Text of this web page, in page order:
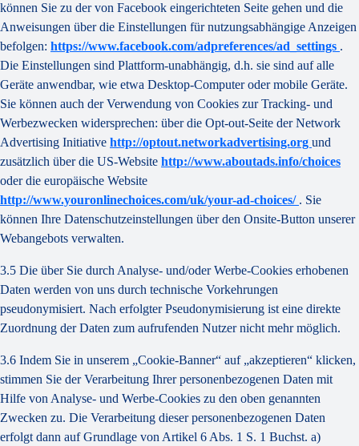
können Sie zu der von Facebook eingerichteten Seite gehen und die
Anweisungen über die Einstellungen für nutzungsabhängige Anzeigen
befolgen: https://www.facebook.com/adpreferences/ad_settings .
Die Einstellungen sind Plattform-unabhängig, d.h. sie sind auf alle
Geräte anwendbar, wie etwa Desktop-Computer oder mobile Geräte.
Sie können auch der Verwendung von Cookies zur Tracking- und
Werbezwecken widersprechen: über die Opt-out-Seite der Network
Advertising Initiative http://optout.networkadvertising.org und
zusätzlich über die US-Website http://www.aboutads.info/choices
oder die europäische Website
http://www.youronlinechoices.com/uk/your-ad-choices/ . Sie
können Ihre Datenschutzeinstellungen über den Onsite-Button unserer
Webangebots verwalten.
3.5 Die über Sie durch Analyse- und/oder Werbe-Cookies erhobenen
Daten werden von uns durch technische Vorkehrungen
pseudonymisiert. Nach erfolgter Pseudonymisierung ist eine direkte
Zuordnung der Daten zum aufrufenden Nutzer nicht mehr möglich.
3.6 Indem Sie in unserem „Cookie-Banner“ auf „akzeptieren“ klicken,
stimmen Sie der Verarbeitung Ihrer personenbezogenen Daten mit
Hilfe von Analyse- und Werbe-Cookies zu den oben genannten
Zwecken zu. Die Verarbeitung dieser personenbezogenen Daten
erfolgt dann auf Grundlage von Artikel 6 Abs. 1 S. 1 Buchst. a)